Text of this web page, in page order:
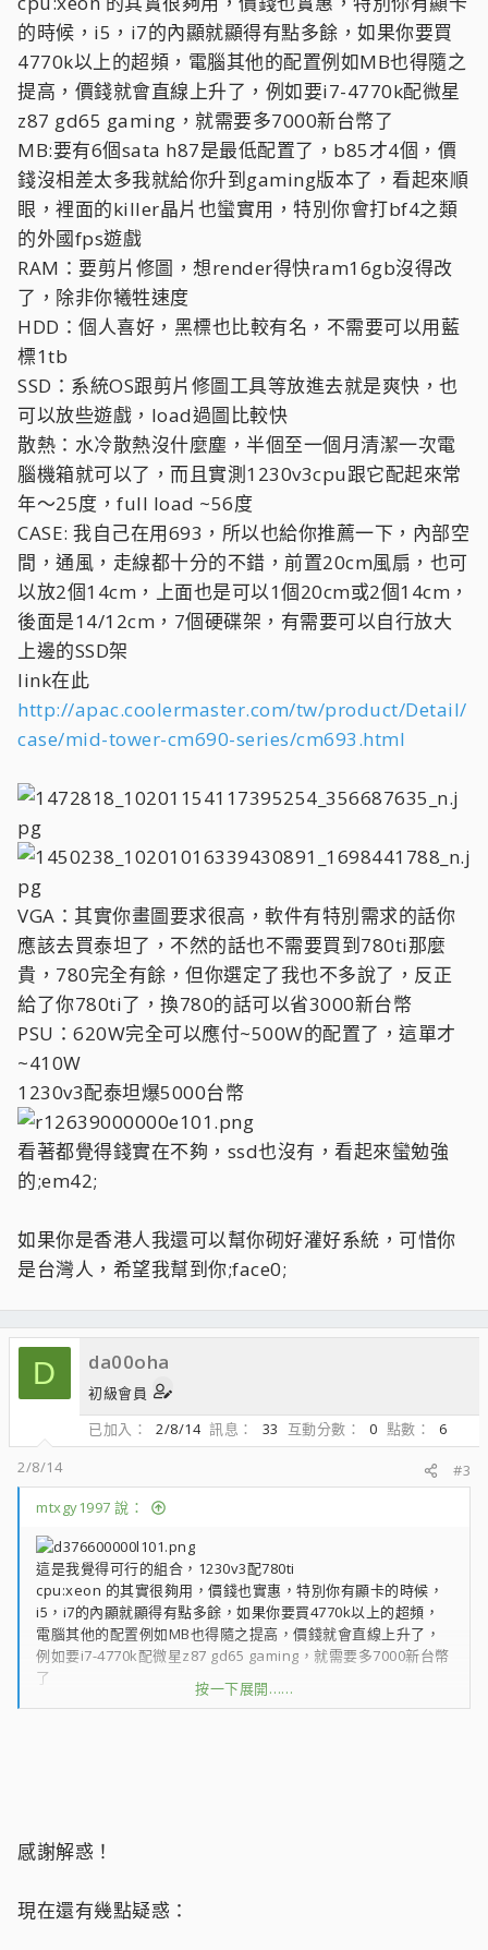
的時候，i5，i7的內顯就顯得有點多餘，如果你要買
4770k以上的超頻，電腦其他的配置例如MB也得隨之
提高，價錢就會直線上升了，例如要i7-4770k配微星
z87 gd65 gaming，就需要多7000新台幣了
MB:要有6個sata h87是最低配置了，b85才4個，價
錢沒相差太多我就給你升到gaming版本了，看起來順
眼，裡面的killer晶片也蠻實用，特別你會打bf4之類
的外國fps遊戲
RAM：要剪片修圖，想render得快ram16gb沒得改
了，除非你犧牲速度
HDD：個人喜好，黑標也比較有名，不需要可以用藍
標1tb
SSD：系統OS跟剪片修圖工具等放進去就是爽快，也
可以放些遊戲，load過圖比較快
散熱：水冷散熱沒什麼塵，半個至一個月清潔一次電
腦機箱就可以了，而且實測1230v3cpu跟它配起來常
年～25度，full load ~56度
CASE: 我自己在用693，所以也給你推薦一下，內部空
間，通風，走線都十分的不錯，前置20cm風扇，也可
以放2個14cm，上面也是可以1個20cm或2個14cm，
後面是14/12cm，7個硬碟架，有需要可以自行放大
上邊的SSD架
link在此
http://apac.coolermaster.com/tw/product/Detail/
case/mid-tower-cm690-series/cm693.html
VGA：其實你畫圖要求很高，軟件有特別需求的話你
應該去買泰坦了，不然的話也不需要買到780ti那麼
貴，780完全有餘，但你選定了我也不多說了，反正
給了你780ti了，換780的話可以省3000新台幣
PSU：620W完全可以應付~500W的配置了，這單才
~410W
1230v3配泰坦爆5000台幣
看著都覺得錢實在不夠，ssd也沒有，看起來蠻勉強
的;em42;
如果你是香港人我還可以幫你砌好灌好系統，可惜你
是台灣人，希望我幫到你;face0;
D da00oha
初級會員
已加入
2/8/14 訊息 33 互動分數 0 點數
6
2/8/14
#3
mtxgy1997 說：
這是我覺得可行的組合，1230v3配780ti
cpu:xeon 的其實很夠用，價錢也實惠，特別你有顯卡的時候，
i5，i7的內顯就顯得有點多餘，如果你要買4770k以上的超頻，
電腦其他的配置例如MB也得隨之提高，價錢就會直線上升了，
例如要i7-4770k配微星z87 gd65 gaming，就需要多7000新台幣
了
MB:要有6個sata h87是最低配置了，b85才4個，價錢沒相差太
戲，load過圖比較快
~56度
按一下展開……
感謝解惑！
現在還有幾點疑惑：